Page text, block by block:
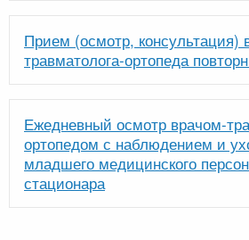
Прием (осмотр, консультация)
травматолога-ортопеда
Ежедневный осмотр врачом-
ортопедом с наблюдением и
младшего медицинского
стационара